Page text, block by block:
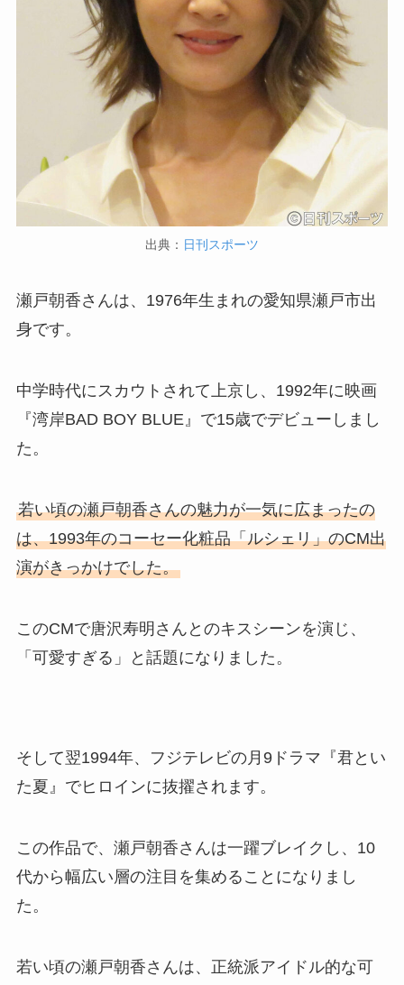
出典： 日刊スポーツ
瀬戸朝香さんは、1976年生まれの愛知県瀬戸市出
身です。
中学時代にスカウトされて上京し、1992年に映画
『湾岸BAD BOY BLUE』で15歳でデビューしまし
た。
若い頃の瀬戸朝香さんの魅力が一気に広まったの
は、1993年のコーセー化粧品「ルシェリ」のCM出
演がきっかけでした。
このCMで唐沢寿明さんとのキスシーンを演じ、
「可愛すぎる」と話題になりました。
そして翌1994年、フジテレビの月9ドラマ『君とい
た夏』でヒロインに抜擢されます。
この作品で、瀬戸朝香さんは一躍ブレイクし、10
代から幅広い層の注目を集めることになりまし
た。
若い頃の瀬戸朝香さんは、正統派アイドル的な可